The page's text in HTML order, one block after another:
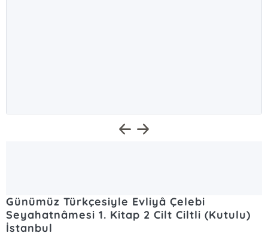
Günümüz Türkçesiyle Evliyâ Çelebi
Seyahatnâmesi 1. Kitap 2 Cilt Ciltli (Kutulu)
İstanbul